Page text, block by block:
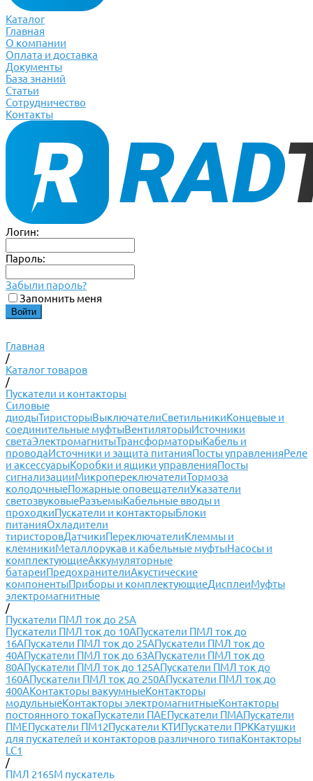
Каталог
Главная
О компании
Оплата и доставка
Документы
База знаний
Статьи
Сотрудничество
Контакты
Логин:
Пароль:
Забыли пароль?
Запомнить меня
Главная
/
Каталог товаров
/
Пускатели и контакторы
Силовые
диодыТиристорыВыключателиСветильникиКонцевые и
соединительные муфтыВентиляторыИсточники
светаЭлектромагнитыТрансформаторыКабель и
проводаИсточники и защита питанияПосты управленияРеле
и аксессуарыКоробки и ящики управленияПосты
сигнализацииМикропереключателиТормоза
колодочныеПожарные оповещателиУказатели
светозвуковыеРазъемыКабельные вводы и
проходкиПускатели и контакторыБлоки
питанияОхладители
тиристоровДатчикиПереключателиКлеммы и
клемникиМеталлорукав и кабельные муфтыНасосы и
комплектующиеАккумуляторные
батареиПредохранителиАкустические
компонентыПриборы и комплектующиеДисплеиМуфты
электромагнитные
/
Пускатели ПМЛ ток до 25А
Пускатели ПМЛ ток до 10АПускатели ПМЛ ток до
16АПускатели ПМЛ ток до 25АПускатели ПМЛ ток до
40АПускатели ПМЛ ток до 63АПускатели ПМЛ ток до
80АПускатели ПМЛ ток до 125АПускатели ПМЛ ток до
160АПускатели ПМЛ ток до 250АПускатели ПМЛ ток до
400АКонтакторы вакуумныеКонтакторы
модульныеКонтакторы электромагнитныеКонтакторы
постоянного токаПускатели ПАЕПускатели ПМАПускатели
ПМЕПускатели ПМ12Пускатели КТИПускатели ПРККатушки
для пускателей и контакторов различного типаКонтакторы
LC1
/
ПМЛ 2165М пускатель